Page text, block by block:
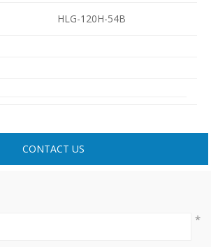
HLG-120H-54B
CONTACT US
*